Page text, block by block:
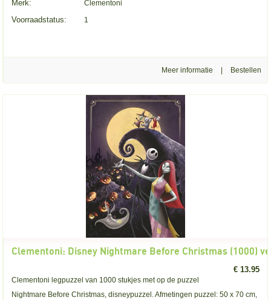
Merk: Clementoni
Voorraadstatus: 1
Meer informatie
Clementoni: Disney Nightmare Before Christmas (1000)
€ 13.95
Clementoni legpuzzel van 1000 stukjes met op de puzzel
Nightmare Before Christmas, disneypuzzel. Afmetingen puzzel: 50 x 70 cm,